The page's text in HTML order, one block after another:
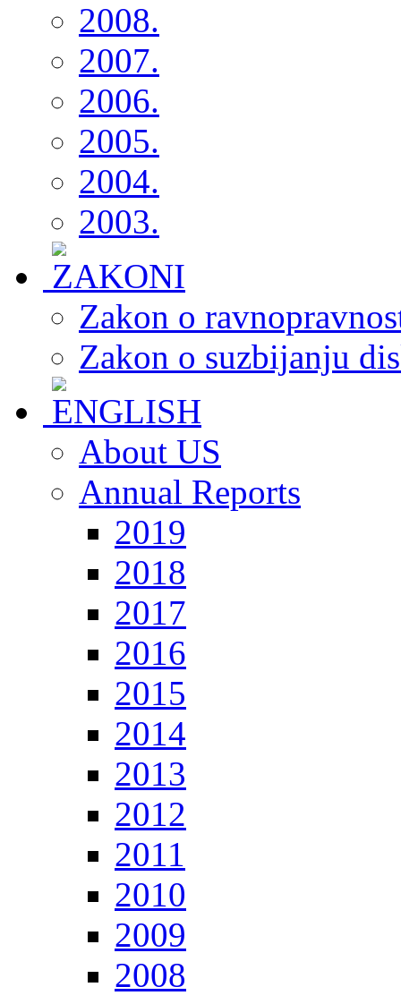
2008.
2007.
2006.
2005.
2004.
2003.
Zakon o
Zakon o suzbijanju
About US
Annual Reports
2019
2018
2017
2016
2015
2014
2013
2012
2011
2010
2009
2008